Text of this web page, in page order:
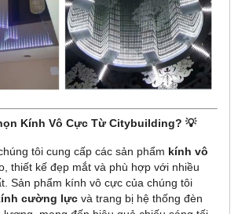
Kính Vô Cực Từ Citybuilding? 💡
chúng tôi cung cấp các sản phẩm kính vô
thiết kế đẹp mắt và phù hợp với nhiều
Sản phẩm kính vô cực của chúng tôi
cường lực và trang bị hệ thống đèn